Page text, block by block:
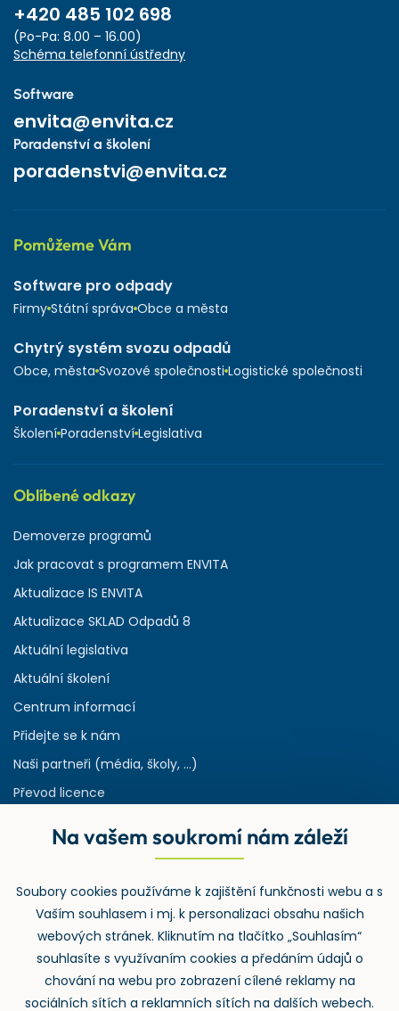
+420 485 102 698
(Po-Pa: 8.00 – 16.00)
Schéma telefonní ústředny
Software
envita@envita.cz
Poradenství a školení
poradenstvi@envita.cz
Pomůžeme Vám
Software pro odpady
Firmy Státní správa Obce a města
Chytrý systém svozu odpadů
Obce, města Svozové společnosti Logistické společnosti
Poradenství a školení
Školení Poradenství Legislativa
Oblíbené odkazy
Demoverze programů
Jak pracovat s programem ENVITA
Aktualizace IS ENVITA
Aktualizace SKLAD Odpadů 8
Aktuální legislativa
Aktuální školení
Centrum informací
Přidejte se k nám
Naši partneři (média, školy, ...)
Převod licence
Rejstřík používaných zkratek v odpadech
Zpětný odběr
Na vašem soukromí nám záleží
Soubory cookies používáme k zajištění funkčnosti webu a s
Vaším souhlasem i mj. k personalizaci obsahu našich
webových stránek. Kliknutím na tlačítko „Souhlasím“
souhlasíte s využívaním cookies a předáním údajů o
chování na webu pro zobrazení cílené reklamy na
sociálních sítích a reklamních sítích na dalších webech.